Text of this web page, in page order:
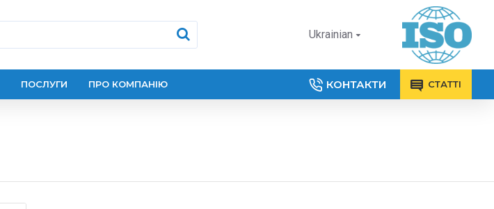
Ukrainian
ПОСЛУГИ ПРО КОМПАНІЮ КОНТАКТИ СТАТТІ